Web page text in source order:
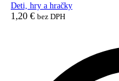
Deti, hry a hračky
1,20 € bez DPH